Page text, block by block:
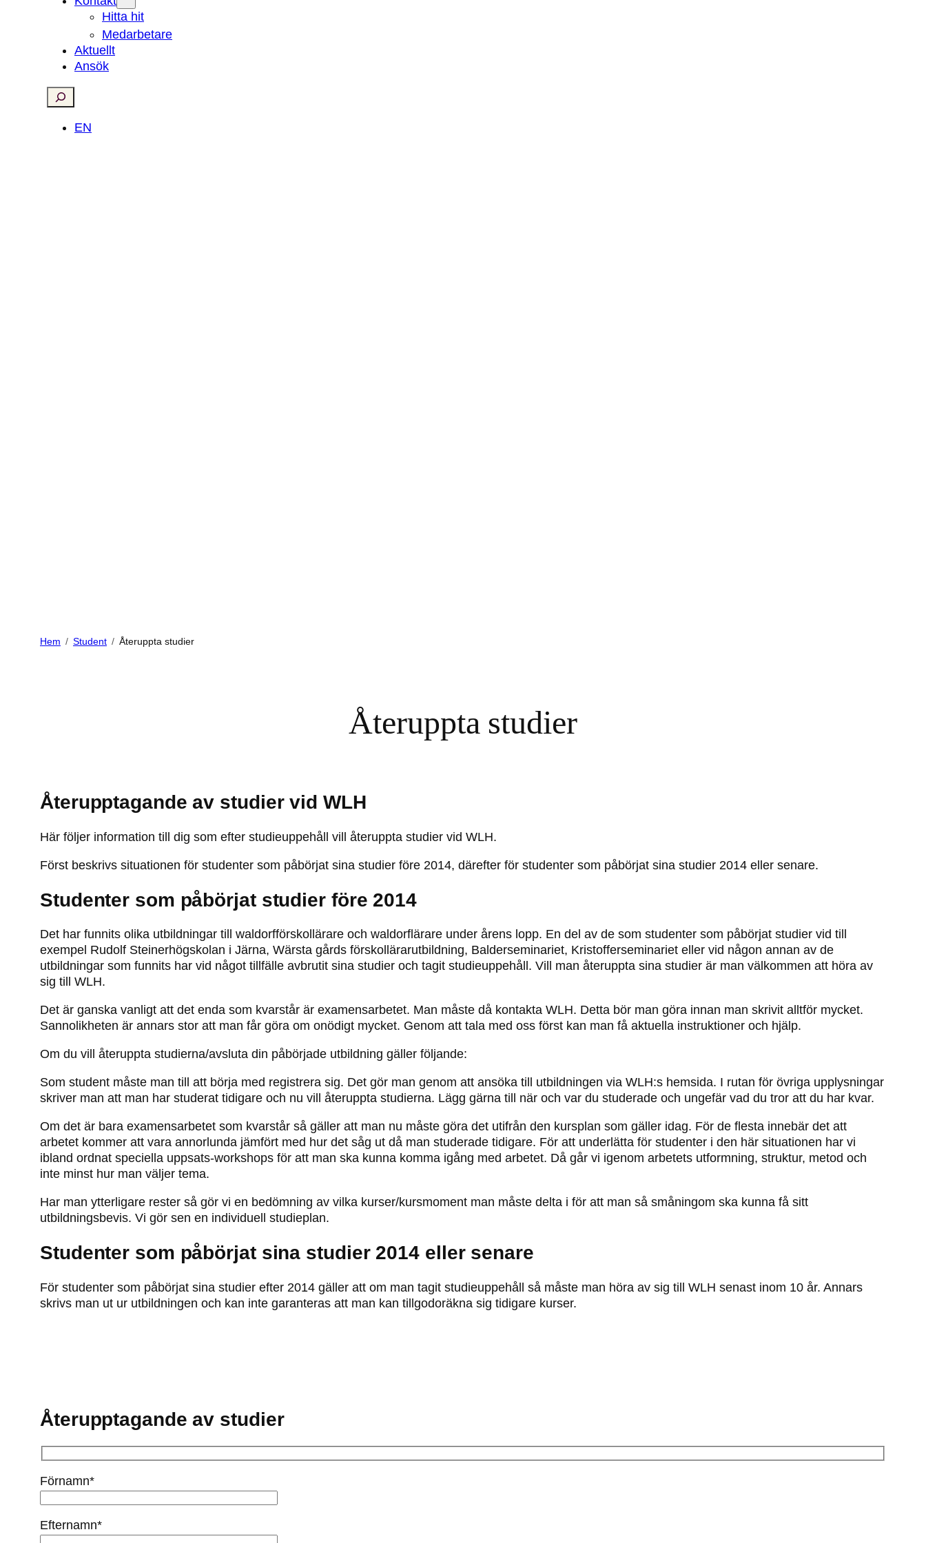
Hitta hit
Medarbetare
Aktuellt
Ansök
Search
EN
Hem Student Återuppta studier
Återuppta studier
Återupptagande av studier vid WLH
Här följer information till dig som efter studieuppehåll vill återuppta studier vid WLH.
Först beskrivs situationen för studenter som påbörjat sina studier före 2014, därefter för studenter som påbörjat sina studier 2014 eller senare.
Studenter som påbörjat studier före 2014
Det har funnits olika utbildningar till waldorfförskollärare och waldorflärare under årens lopp. En del av de som studenter som påbörjat studier vid till
exempel Rudolf Steinerhögskolan i Järna, Wärsta gårds förskollärarutbildning, Balderseminariet, Kristofferseminariet eller vid någon annan av de
utbildningar som funnits har vid något tillfälle avbrutit sina studier och tagit studieuppehåll. Vill man återuppta sina studier är man välkommen att höra av
sig till WLH.
Det är ganska vanligt att det enda som kvarstår är examensarbetet. Man måste då kontakta WLH. Detta bör man göra innan man skrivit alltför mycket.
Sannolikheten är annars stor att man får göra om onödigt mycket. Genom att tala med oss först kan man få aktuella instruktioner och hjälp.
Om du vill återuppta studierna/avsluta din påbörjade utbildning gäller följande:
Som student måste man till att börja med registrera sig. Det gör man genom att ansöka till utbildningen via WLH:s hemsida. I rutan för övriga upplysningar
skriver man att man har studerat tidigare och nu vill återuppta studierna. Lägg gärna till när och var du studerade och ungefär vad du tror att du har kvar.
Om det är bara examensarbetet som kvarstår så gäller att man nu måste göra det utifrån den kursplan som gäller idag. För de flesta innebär det att
arbetet kommer att vara annorlunda jämfört med hur det såg ut då man studerade tidigare. För att underlätta för studenter i den här situationen har vi
ibland ordnat speciella uppsats-workshops för att man ska kunna komma igång med arbetet. Då går vi igenom arbetets utformning, struktur, metod och
inte minst hur man väljer tema.
Har man ytterligare rester så gör vi en bedömning av vilka kurser/kursmoment man måste delta i för att man så småningom ska kunna få sitt
utbildningsbevis. Vi gör sen en individuell studieplan.
Studenter som påbörjat sina studier 2014 eller senare
För studenter som påbörjat sina studier efter 2014 gäller att om man tagit studieuppehåll så måste man höra av sig till WLH senast inom 10 år. Annars
skrivs man ut ur utbildningen och kan inte garanteras att man kan tillgodoräkna sig tidigare kurser.
Återupptagande av studier
Förnamn*
Efternamn*